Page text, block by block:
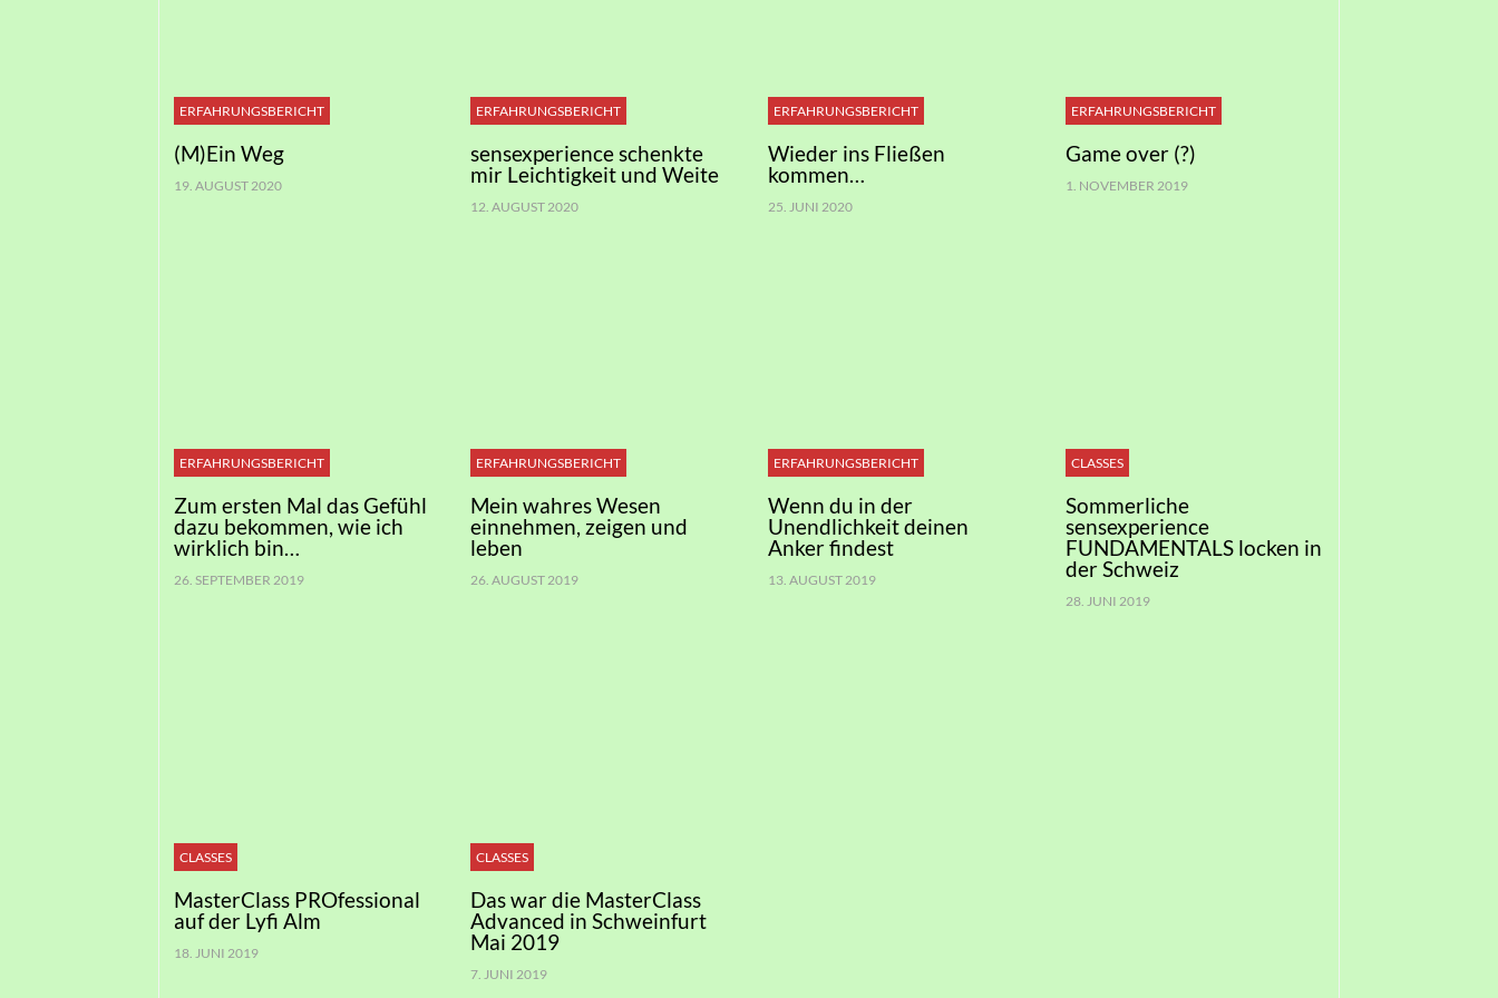
ERFAHRUNGSBERICHT
(M)Ein Weg
19. AUGUST 2020
ERFAHRUNGSBERICHT
sensexperience schenkte
mir Leichtigkeit und Weite
12. AUGUST 2020
ERFAHRUNGSBERICHT
Wieder ins Fließen
kommen…
25. JUNI 2020
ERFAHRUNGSBERICHT
Game over (?)
1. NOVEMBER 2019
ERFAHRUNGSBERICHT
Zum ersten Mal das Gefühl
dazu bekommen, wie ich
wirklich bin…
26. SEPTEMBER 2019
ERFAHRUNGSBERICHT
Mein wahres Wesen
einnehmen, zeigen und
leben
26. AUGUST 2019
ERFAHRUNGSBERICHT
Wenn du in der
Unendlichkeit deinen
Anker findest
13. AUGUST 2019
CLASSES
Sommerliche
sensexperience
FUNDAMENTALS locken in
der Schweiz
28. JUNI 2019
CLASSES
MasterClass PROfessional
auf der Lyfi Alm
18. JUNI 2019
CLASSES
Das war die MasterClass
Advanced in Schweinfurt
Mai 2019
7. JUNI 2019